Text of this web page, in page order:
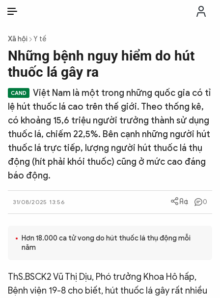
THỜI SỰ
CHỐNG DIỄN BIẾN HÒA BÌNH
CÔNG AN TRONG LÒNG DÂN
PHÁP LUẬT
CÔNG NGHỆ
BẠN ĐỌC & CAND
Xã hội Y tế
Những bệnh nguy hiểm do hút
thuốc lá gây ra
Việt Nam là một trong những quốc gia có tỉ
lệ hút thuốc lá cao trên thế giới. Theo thống kê,
có khoảng 15,6 triệu người trưởng thành sử dụng
thuốc lá, chiếm 22,5%. Bên cạnh những người hút
thuốc lá trực tiếp, lượng người hút thuốc lá thụ
động (hít phải khói thuốc) cũng ở mức cao đáng
báo động.
31/08/2025 13:56 0
Hơn 18.000 ca tử vong do hút thuốc lá thụ động mỗi
năm
ThS.BSCK2 Vũ Thị Dịu, Phó trưởng Khoa Hô hấp,
Bệnh viện 19-8 cho biết, hút thuốc lá gây rất nhiều